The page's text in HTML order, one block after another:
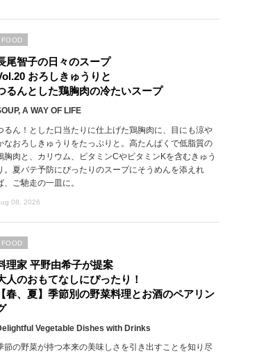
尾智子の日々のスープ
おろしきゅうりと
るんとした鶏胸肉の冷たいスープ
A WAY OF LIFE
るん！とした口当たりに仕上げた鶏胸肉に、目にも涼や
なおろしきゅうりをたっぷりと。高たんぱくで低脂質の
胸肉と、カリウム、ビタミンCやビタミンKを含むきゅう
。夏バテ予防にぴったりのスープにそうめんを添えれ
、ご馳走の一皿に。
08, 2026
FOOD
理家 平野由希子が提案
人のおもてなしにぴったり！
【春、夏】季節別の野菜料理とお酒のペアリン
Vegetable Dishes with Drinks
節の野菜が持つ本来の美味しさを引き出すことを知り尽
FOOD